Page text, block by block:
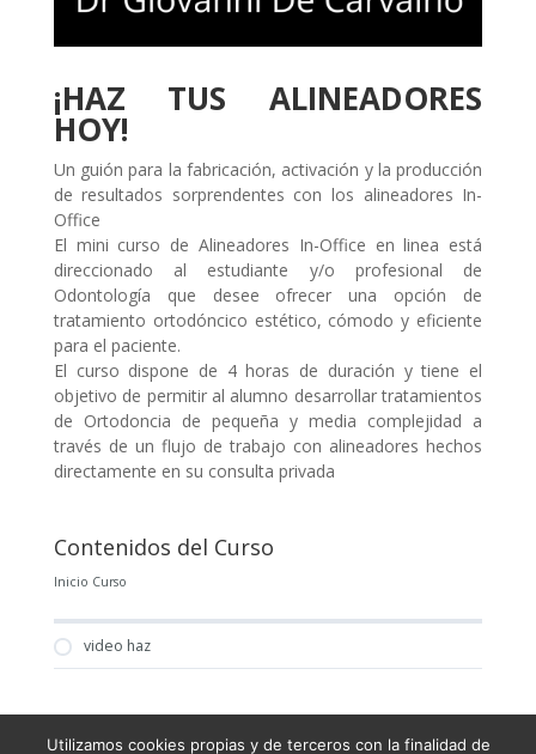
¡HAZ TUS ALINEADORES
HOY!
Un guión para la fabricación, activación y la producción
de resultados sorprendentes con los alineadores In-
Office
El mini curso de Alineadores In-Office en linea está
direccionado al estudiante y/o profesional de
Odontología que desee ofrecer una opción de
tratamiento ortodóncico estético, cómodo y eficiente
para el paciente.
El curso dispone de 4 horas de duración y tiene el
objetivo de permitir al alumno desarrollar tratamientos
de Ortodoncia de pequeña y media complejidad a
través de un flujo de trabajo con alineadores hechos
directamente en su consulta privada
Contenidos del Curso
Inicio Curso
video haz
Utilizamos cookies propias y de terceros con la finalidad de